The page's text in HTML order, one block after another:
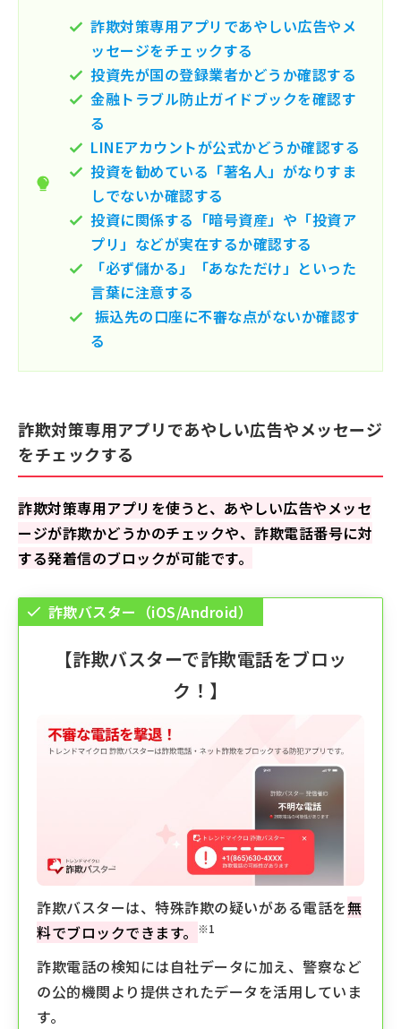
詐欺対策専用アプリであやしい広告やメ
ッセージをチェックする
投資先が国の登録業者かどうか確認する
金融トラブル防止ガイドブックを確認す
る
LINEアカウントが公式かどうか確認する
投資を勧めている「著名人」がなりすま
しでないか確認する
投資に関係する「暗号資産」や「投資ア
プリ」などが実在するか確認する
「必ず儲かる」「あなただけ」といった
言葉に注意する
振込先の口座に不審な点がないか確認す
る
詐欺対策専用アプリであやしい広告やメッセージ
をチェックする
詐欺対策専用アプリを使うと、あやしい広告やメッセ
ージが詐欺かどうかのチェックや、詐欺電話番号に対
する発着信のブロックが可能です。
詐欺バスター （iOS/Android）
【詐欺バスターで詐欺電話をブロッ
ク！】
詐欺バスターは、特殊詐欺の疑いがある電話を無
料でブロックできます。
※1
詐欺電話の検知には自社データに加え、警察など
の公的機関より提供されたデータを活用していま
す。